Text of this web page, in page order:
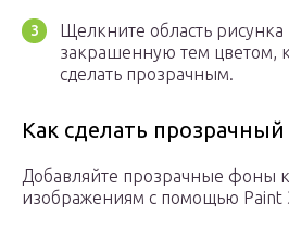
Щелкните область
закрашенную тем цветом,
сделать прозрачным.
Как сделать
Добавляйте прозрачные фоны
изображениям с помощью Paint